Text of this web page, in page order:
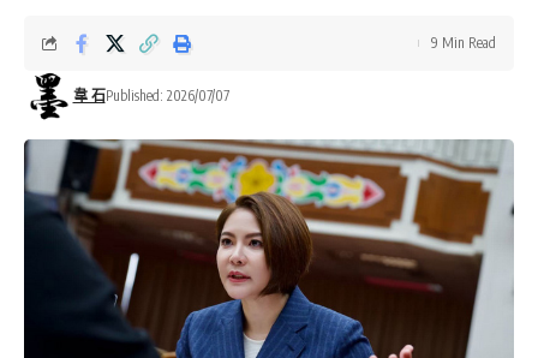
韋 石Published: 2026/07/07
9 Min Read